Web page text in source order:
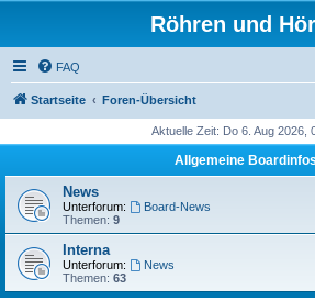
Röhren und
FAQ
Startseite Foren-Übersicht
Aktuelle Zeit: Do 6. Aug 2026,
Allgemeine Boardinfos
News
Unterforum:
Board-News
Themen: 9
Interna
Unterforum:
News
Themen: 63